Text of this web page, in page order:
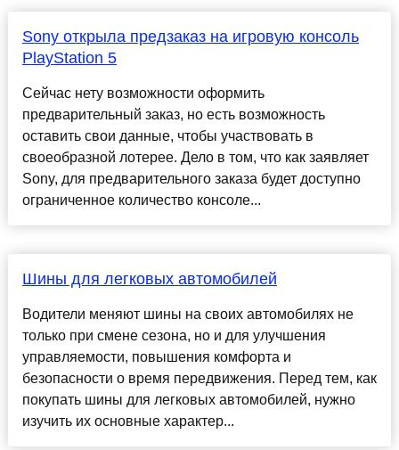
Sony открыла предзаказ на игровую консоль
PlayStation 5
Сейчас нету возможности оформить
предварительный заказ, но есть возможность
оставить свои данные, чтобы участвовать в
своеобразной лотерее. Дело в том, что как заявляет
Sony, для предварительного заказа будет доступно
ограниченное количество консоле...
Шины для легковых автомобилей
Водители меняют шины на своих автомобилях не
только при смене сезона, но и для улучшения
управляемости, повышения комфорта и
безопасности о время передвижения. Перед тем, как
покупать шины для легковых автомобилей, нужно
изучить их основные характер...